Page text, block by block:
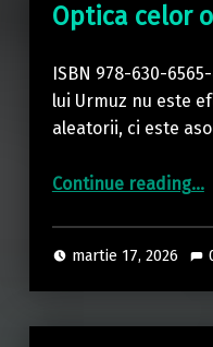
Optica celor
ISBN 978-630-
lui Urmuz nu este
aleatorii, ci este
Continue reading…
martie 17, 2026